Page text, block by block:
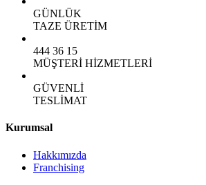
GÜNLÜK
TAZE ÜRETİM
444 36 15
MÜŞTERİ HİZMETLERİ
GÜVENLİ
TESLİMAT
Kurumsal
Hakkımızda
Franchising